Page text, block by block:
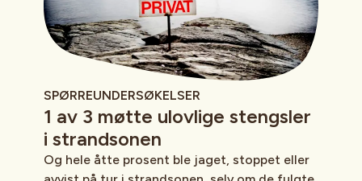
SPØRREUNDERSØKELSER
1 av 3 møtte ulovlige stengsler
i strandsonen
Og hele åtte prosent ble jaget, stoppet eller